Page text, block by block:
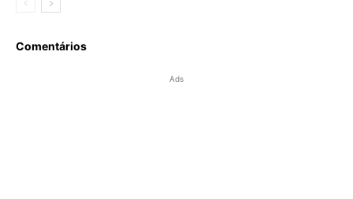
Comentários
Ads